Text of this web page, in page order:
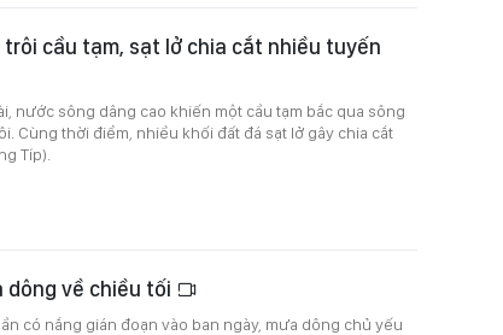
trôi cầu tạm, sạt lở chia cắt nhiều tuyến
nước sông dâng cao khiến một cầu tạm bắc qua sông
Cùng thời điểm, nhiều khối đất đá sạt lở gây chia cắt
Típ).
dông về chiều tối
có nắng gián đoạn vào ban ngày, mưa dông chủ yếu